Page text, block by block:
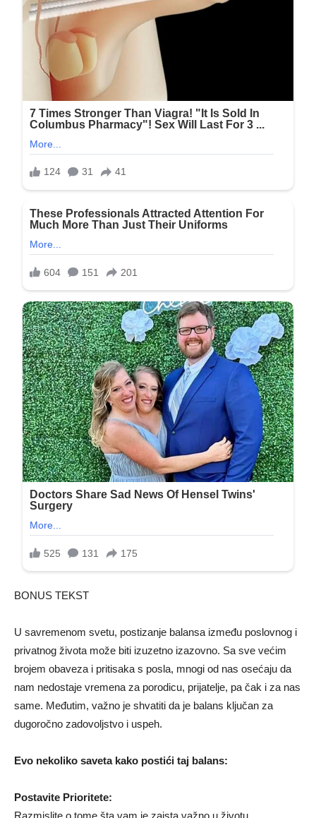
BONUS TEKST
U savremenom svetu, postizanje balansa između poslovnog i
privatnog života može biti izuzetno izazovno. Sa sve većim
brojem obaveza i pritisaka s posla, mnogi od nas osećaju da
nam nedostaje vremena za porodicu, prijatelje, pa čak i za nas
same. Međutim, važno je shvatiti da je balans ključan za
dugoročno zadovoljstvo i uspeh.
Evo nekoliko saveta kako postići taj balans:
Postavite Prioritete: